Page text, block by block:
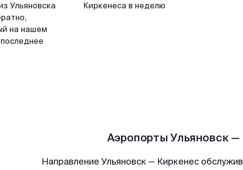
Ульяновска
на нашем
Киркенеса в неделю
Аэропорты Ульяновск
Направление Ульяновск — Киркенес